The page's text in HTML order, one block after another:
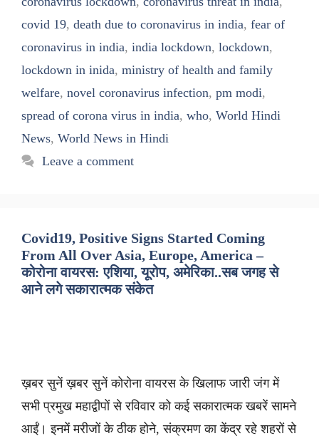
covid 19, death due to coronavirus in india, fear of
coronavirus in india, india lockdown, lockdown,
lockdown in inida, ministry of health and family
welfare, novel coronavirus infection, pm modi,
spread of corona virus in india, who, World Hindi
News, World News in Hindi
Leave a comment
Covid19, Positive Signs Started Coming
From All Over Asia, Europe, America –
कोरोना वायरस: एशिया, यूरोप, अमेरिका..सब जगह से
आने लगे सकारात्मक संकेत
ख़बर सुनें ख़बर सुनें कोरोना वायरस के खिलाफ जारी जंग में
सभी प्रमुख महाद्वीपों से रविवार को कई सकारात्मक खबरें सामने
आईं। इनमें मरीजों के ठीक होने, संक्रमण का केंद्र रहे शहरों से